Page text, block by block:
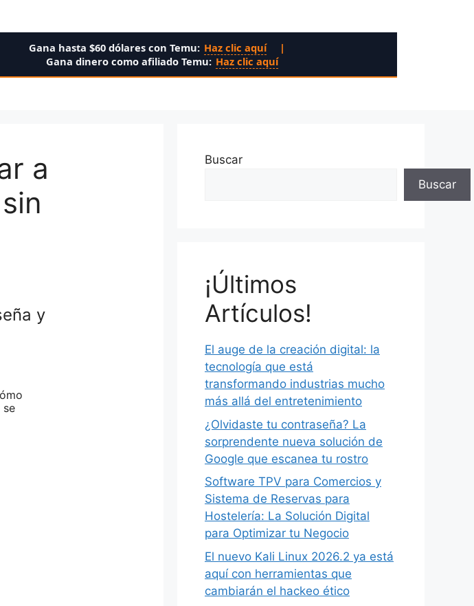
Gana hasta $60 dólares con Temu: Haz clic aquí
|
Gana dinero como afiliado Temu: Haz clic aquí
a
y
se
Buscar
Buscar
¡Últimos
Artículos!
El auge de la creación digital: la
tecnología que está
transformando industrias mucho
más allá del entretenimiento
¿Olvidaste tu contraseña? La
sorprendente nueva solución de
Google que escanea tu rostro
Software TPV para Comercios y
Sistema de Reservas para
Hostelería: La Solución Digital
para Optimizar tu Negocio
El nuevo Kali Linux 2026.2 ya está
aquí con herramientas que
cambiarán el hackeo ético